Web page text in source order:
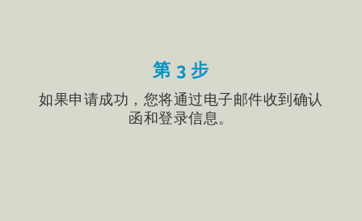
第 3 步
如果申请成功，您将通过电子邮件收到确认
函和登录信息。